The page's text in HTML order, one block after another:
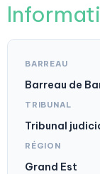
BARREAU
Barreau de
TRIBUNAL
Tribunal
RÉGION
Grand Est